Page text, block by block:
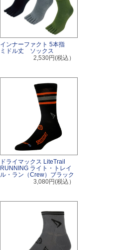
インナーファクト 5本指
ミドル丈 ソックス
2,530円(税込）
ドライマックス LiteTrail
RUNNING ライト・トレイ
ル・ラン（Crew）ブラック
3,080円(税込）